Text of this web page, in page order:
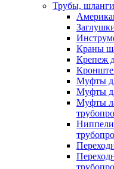
Трубы,
Краны
Крепеж
Муфты
Муфты
Муфты
Ниппели